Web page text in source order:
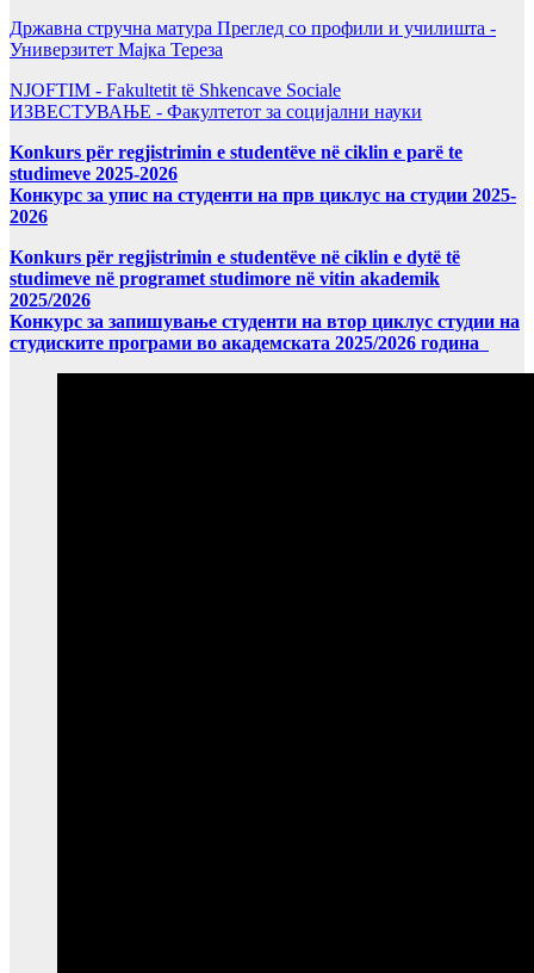
Државна стручна матура Преглед со профили и училишта -
Универзитет Мајка Тереза
NJOFTIM - Fakultetit të Shkencave Sociale
ИЗВЕСТУВАЊЕ - Факултетот за социјални науки
Konkurs për regjistrimin e studentëve në ciklin e parë te
studimeve 2025-2026
Конкурс за упис на студенти на прв циклус на студии 2025-
2026
Konkurs për regjistrimin e studentëve në ciklin e dytë të
studimeve në programet studimore në vitin akademik
2025/2026
Конкурс за запишување студенти на втор циклус студии на
студиските програми во академската 2025/2026 година